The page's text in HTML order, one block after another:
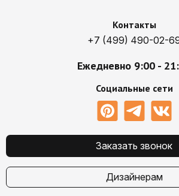
Заказать звонок
Дизайнерам
Контакты
+7 (499) 490-02-
Ежедневно 9:00 -
Социальные сети